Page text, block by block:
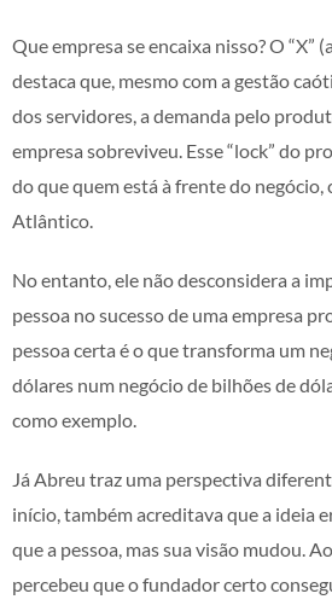
Que empresa se encaixa nisso? O “X”
destaca que, mesmo com a gestão
dos servidores, a demanda pelo
empresa sobreviveu. Esse “lock” do
do que quem está à frente do negócio,
Atlântico.
No entanto, ele não desconsidera a
pessoa no sucesso de uma empresa
pessoa certa é o que transforma um
dólares num negócio de bilhões de
como exemplo.
Já Abreu traz uma perspectiva
início, também acreditava que a ideia
que a pessoa, mas sua visão mudou.
percebeu que o fundador certo